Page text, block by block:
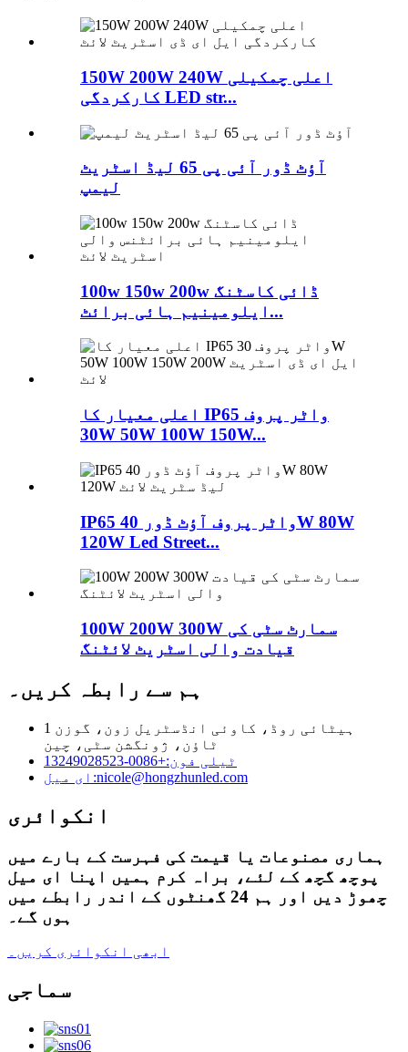
150W 200W 240W اعلی چمکیلی
کارکردگی LED str...
آؤٹ ڈور آئی پی 65 لیڈ اسٹریٹ
لیمپ
100w 150w 200w ڈائی کاسٹنگ
ایلومینیم ہائی برائٹ...
اعلی معیار کا IP65 واٹر پروف
30W 50W 100W 150W...
IP65 واٹر پروف آؤٹ ڈور 40W 80W
120W Led Street...
100W 200W 300W سمارٹ سٹی کی
قیادت والی اسٹریٹ لائٹنگ
ہم سے رابطہ کریں۔
1 ہیٹائی روڈ، کاوئی انڈسٹریل زون، گوزن
ٹاؤن، ژونگشن سٹی، چین
ٹیلی فون:+0086-13249028523
ای میل:nicole@hongzhunled.com
انکوائری
ہماری مصنوعات یا قیمت کی فہرست کے بارے میں
پوچھ گچھ کے لئے، براہ کرم ہمیں اپنا ای میل
چھوڑ دیں اور ہم 24 گھنٹوں کے اندر رابطے میں
ہوں گے۔
ابھی انکوائری کریں۔
سماجی